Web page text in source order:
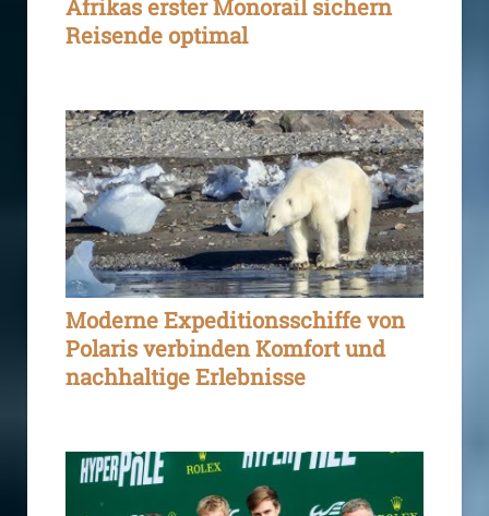
Afrikas erster Monorail sichern
Reisende optimal
Moderne Expeditionsschiffe von
Polaris verbinden Komfort und
nachhaltige Erlebnisse